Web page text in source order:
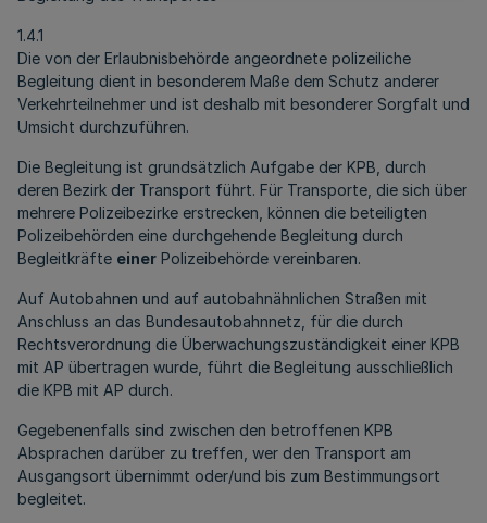
1.4.1
Die von der Erlaubnisbehörde angeordnete polizeiliche
Begleitung dient in besonderem Maße dem Schutz anderer
Verkehrteilnehmer und ist deshalb mit besonderer Sorgfalt und
Umsicht durchzuführen.
Die Begleitung ist grundsätzlich Aufgabe der KPB, durch
deren Bezirk der Transport führt. Für Transporte, die sich über
mehrere Polizeibezirke erstrecken, können die beteiligten
Polizeibehörden eine durchgehende Begleitung durch
Begleitkräfte einer Polizeibehörde vereinbaren.
Auf Autobahnen und auf autobahnähnlichen Straßen mit
Anschluss an das Bundesautobahnnetz, für die durch
Rechtsverordnung die Überwachungszuständigkeit einer KPB
mit AP übertragen wurde, führt die Begleitung ausschließlich
die KPB mit AP durch.
Gegebenenfalls sind zwischen den betroffenen KPB
Absprachen darüber zu treffen, wer den Transport am
Ausgangsort übernimmt oder/und bis zum Bestimmungsort
begleitet.